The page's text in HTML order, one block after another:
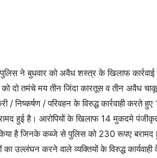
ने बुधवार को अवैध शस्त्र के खिलाफ
दो तमंचे मय तीन जिंदा कारतूस व तीन अवैध
/ परिवहन के विरुद्ध कार्रवाही करते हुए
हुई है। आरोपियों के खिलाफ 14 मुकदमे
किया है जिनके कब्जे से पुलिस को 230 रूपए
उल्लंघन करने वाले व्यक्तियों के विरुद्ध